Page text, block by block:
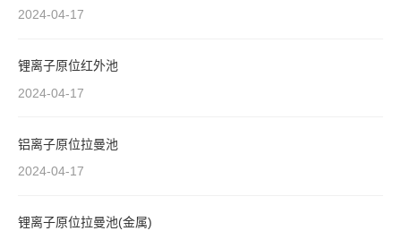
2024-04-17
锂离子原位红外池
2024-04-17
铝离子原位拉曼池
2024-04-17
锂离子原位拉曼池(金属)